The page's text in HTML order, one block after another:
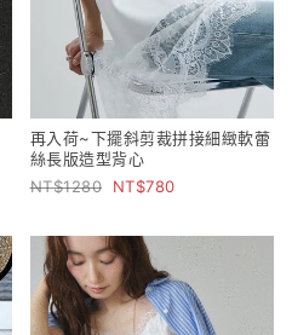
再入荷~下擺斜剪裁拼接細緻軟蕾
絲長版造型背心
1280
780